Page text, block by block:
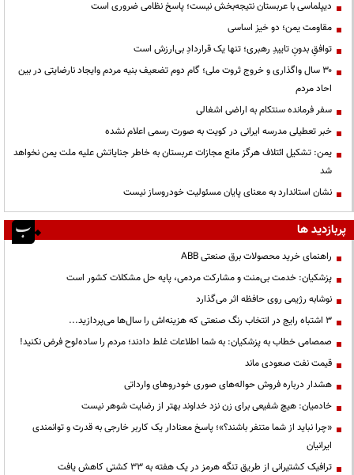
دیپلماسی با عربستان نتیجه‌بخش نیست؛ پاسخ نظامی ضروری است
مقاومت یمن؛ دو خیز اساسی
توافقِ بدونِ تاییدِ رهبری؛ تنها یک قراردادِ بی‌ارزش است
۳۰ سال واگذاری و خروج ثروت ملی؛ گام دوم تضعیف بنیه مردم وایجاد نارضایتی در بین
احاد مردم
سفر فرمانده سنتکام به اراضی اشغالی
خبر تعطیلی مدرسه ایرانی در کویت به صورت رسمی اعلام نشده
یمن: تشکیل ائتلاف هرگز مانع مجازات عربستان به خاطر جنایاتش علیه ملت یمن نخواهد
شد
نشان استاندارد به معنای پایان مسئولیت خودروساز نیست
پربازدید ها
راهنمای خرید محصولات برق صنعتی ABB
پزشکیان: خدمت بی‌منت و مشارکت مردمی، پایه حل مشکلات کشور است
نوشابه رژیمی روی حافظه اثر می‌گذارد
3 اشتباه رایج در انتخاب رنگ صنعتی که هزینه‌اش را سال‌ها می‌پردازید...
صمصامی خطاب به پزشکیان: به شما اطلاعات غلط دادند؛ مردم را ساده‌لوح فرض نکنید!
قیمت نفت صعودی ماند
هشدار درباره فروش حواله‌های صوری خودروهای وارداتی
خادمیان: هیچ شفیعی برای زن نزد خداوند بهتر از رضایت شوهر نیست
«چرا نباید از شما متنفر باشند؟»؛ پاسخ معنادار یک کاربر خارجی به قدرت و توانمندی
ایرانیان
ترافیک کشتیرانی از طریق تنگه هرمز در یک هفته به ۳۳ کشتی کاهش یافت